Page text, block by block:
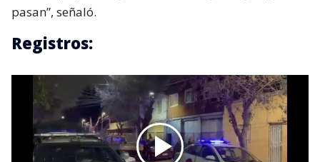
pasan”, señaló.
Registros: